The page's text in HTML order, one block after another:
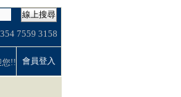
線上搜尋
7559 3158
您!! 會員登入